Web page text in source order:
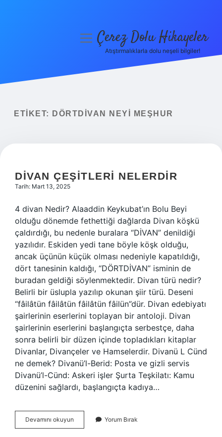
Yasal Uyarı
menüyüÇerez Dolu Hikayeler
Atıştırmalıklarla dolu neşeli bilgiler!
ETIKET: DÖRTDIVAN NEYI MEŞHUR
DIVAN ÇEŞITLERI NELERDIR
Tarih: Mart 13, 2025
4 divan Nedir? Alaaddin Keykubat’ın Bolu Beyi
olduğu dönemde fethettiği dağlarda Divan köşkü
çaldırdığı, bu nedenle buralara “DİVAN” denildiği
yazılıdır. Eskiden yedi tane böyle köşk olduğu,
ancak üçünün küçük olması nedeniyle kapatıldığı,
dört tanesinin kaldığı, “DÖRTDİVAN” isminin de
buradan geldiği söylenmektedir. Divan türü nedir?
Belirli bir üslupla yazılıp okunan şiir türü. Deseni
“fâilâtün fâilâtün fâilâtün fâilün”dür. Divan edebiyatı
şairlerinin eserlerini toplayan bir antoloji. Divan
şairlerinin eserlerini başlangıçta serbestçe, daha
sonra belirli bir düzen içinde topladıkları kitaplar
Divanlar, Divançeler ve Hamselerdir. Divanü L Cünd
ne demek? Divanü’l-Berid: Posta ve gizli servis
Divanü’l-Cünd: Askeri işler Şurta Teşkilatı: Kamu
düzenini sağlardı, başlangıçta kadıya…
Devamını okuyun
Çeşitleri
Yorum Bırak